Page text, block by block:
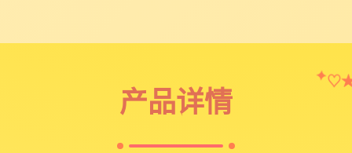
产品详情
✦♡